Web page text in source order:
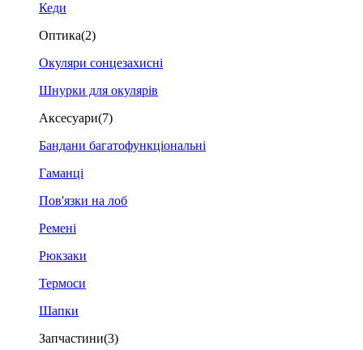
Кеди
Оптика(2)
Окуляри сонцезахисні
Шнурки для окулярів
Аксесуари(7)
Бандани багатофункціональні
Гаманці
Пов'язки на лоб
Ремені
Рюкзаки
Термоси
Шапки
Запчастини(3)